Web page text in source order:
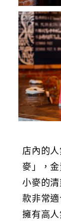
店內的
麥」，
小麥的
款非常
擁有高